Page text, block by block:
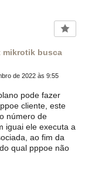
mikrotik busca
de 2022 às 9:55
pode fazer
cliente, este
número de
iguai ele executa a
ao fim da
qual pppoe não